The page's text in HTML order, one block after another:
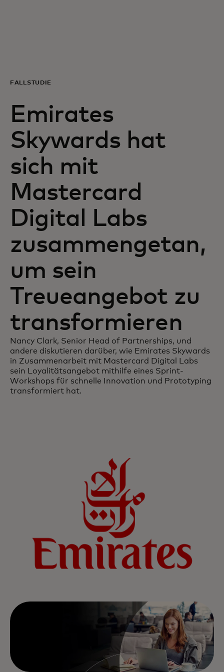
Für die Welt
Für Innovatoren
Neuigkeiten und Trends
FALLSTUDIE
Emirates
Skywards hat
sich mit
Mastercard
Digital Labs
zusammengetan,
um sein
Treueangebot zu
transformieren
Nancy Clark, Senior Head of Partnerships, und
andere diskutieren darüber, wie Emirates Skywards
in Zusammenarbeit mit Mastercard Digital Labs
sein Loyalitätsangebot mithilfe eines Sprint-
Workshops für schnelle Innovation und Prototyping
transformiert hat.